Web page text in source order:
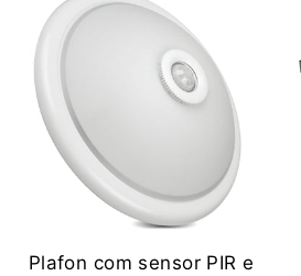
Plafon com sensor PIR e